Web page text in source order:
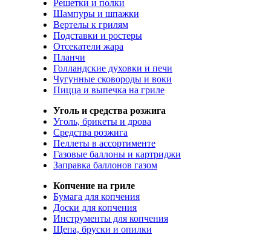
Решетки и полки
Шампуры и шпажки
Вертелы к грилям
Подставки и ростеры
Отсекатели жара
Планчи
Голландские духовки и печи
Чугунные сковороды и воки
Пицца и выпечка на гриле
Уголь и средства розжига
Уголь, брикеты и дрова
Средства розжига
Пеллеты в ассортименте
Газовые баллоны и картриджи
Заправка баллонов газом
Копчение на гриле
Бумага для копчения
Доски для копчения
Инструменты для копчения
Щепа, бруски и опилки